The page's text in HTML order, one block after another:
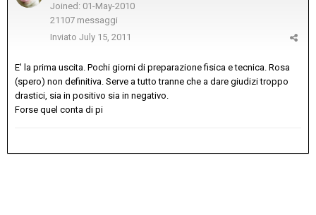
Joined: 01-May-2010
21107 messaggi
Inviato July 15, 2011
E' la prima uscita. Pochi giorni di preparazione fisica e tecnica. Rosa
(spero) non definitiva. Serve a tutto tranne che a dare giudizi troppo
drastici, sia in positivo sia in negativo.
Forse quel conta di pi